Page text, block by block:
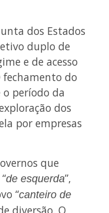
dos Estados
duplo de
e de acesso
fechamento do
período da
dos
por empresas
que
de esquerda”,
“canteiro de
diversão. O